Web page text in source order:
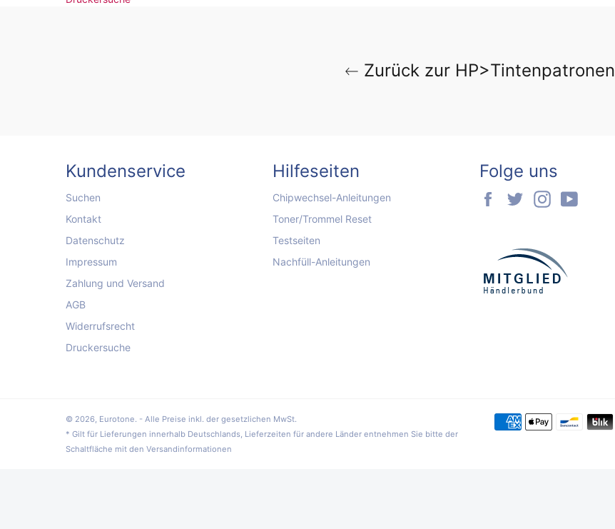
Zurück zur HP>Tintenpatronen
Kundenservice
Suchen
Kontakt
Datenschutz
Impressum
Zahlung und Versand
AGB
Widerrufsrecht
Druckersuche
Hilfeseiten
Chipwechsel-Anleitungen
Toner/Trommel Reset
Testseiten
Nachfüll-Anleitungen
Folge uns
Facebook
TwitterInstagram
© 2026, Eurotone. - Alle Preise inkl. der gesetzlichen MwSt.
* Gilt für Lieferungen innerhalb Deutschlands, Lieferzeiten für andere Länder entnehmen Sie bitte der
Schaltfläche mit den Versandinformationen